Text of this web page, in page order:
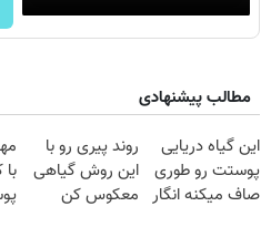
مطالب پیشنهادی
این گیاه دریایی
پوستت رو طوری
صاف میکنه انگار
روند پیری رو با
این روش گیاهی
معکوس کن